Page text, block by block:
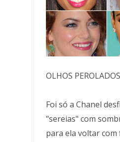
OLHOS PEROLADOS
Foi só a Chanel
"sereias" com
para ela voltar